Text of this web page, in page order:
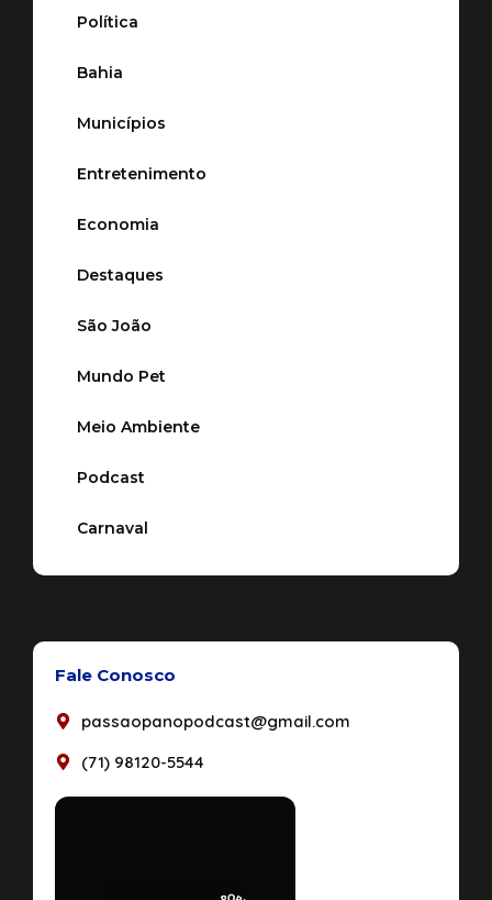
Política
Bahia
Municípios
Entretenimento
Economia
Destaques
São João
Mundo Pet
Meio Ambiente
Podcast
Carnaval
Fale Conosco
passaopanopodcast@gmail.com
(71) 98120-5544